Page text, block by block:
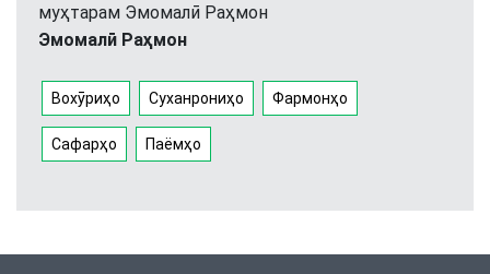
муҳтарам Эмомалӣ Раҳмон
Эмомалӣ Раҳмон
Вохӯриҳо Суханрониҳо Фармонҳо
Сафарҳо Паёмҳо